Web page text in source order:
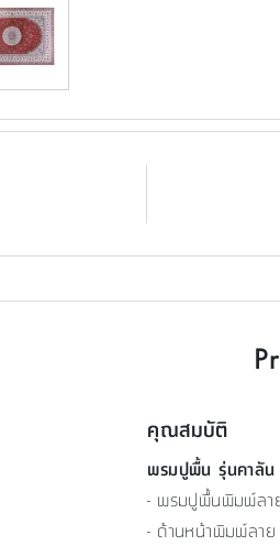
คุณสมบัติ
พรมปูพื้น รุ่นคาลัน
- พรมปูพื้นพิมพ์ลา
- ด้านหน้าพิมพ์ลาย